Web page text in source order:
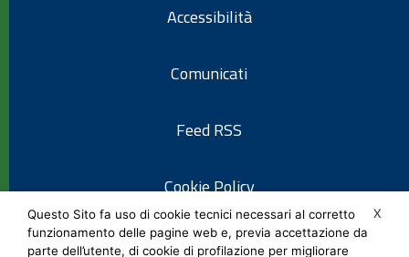
Accessibilità
Comunicati
Feed RSS
Cookie Policy
Informativa privacy
X
Questo Sito fa uso di cookie tecnici necessari al corretto
funzionamento delle pagine web e, previa accettazione da
parte dell’utente, di cookie di profilazione per migliorare